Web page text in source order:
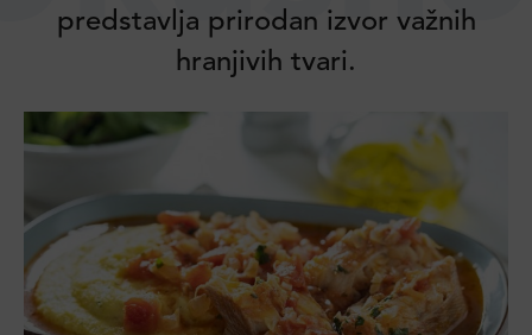
predstavlja prirodan izvor važnih
hranjivih tvari.